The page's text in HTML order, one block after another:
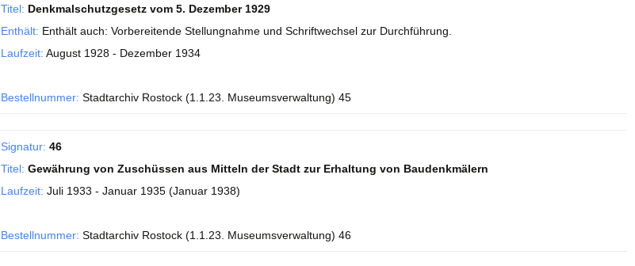
Titel: Denkmalschutzgesetz vom 5. Dezember 1929
Enthält: Enthält auch: Vorbereitende Stellungnahme und Schriftwechsel zur Durchführung.
Laufzeit: August 1928 - Dezember 1934
Bestellnummer: Stadtarchiv Rostock (1.1.23. Museumsverwaltung) 45
Signatur: 46
Titel: Gewährung von Zuschüssen aus Mitteln der Stadt zur Erhaltung von Baudenkmälern
Laufzeit: Juli 1933 - Januar 1935 (Januar 1938)
Bestellnummer: Stadtarchiv Rostock (1.1.23. Museumsverwaltung) 46